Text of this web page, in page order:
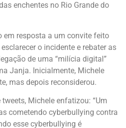
enchentes no Rio Grande do
em resposta a um convite feito
o incidente e rebater as
de uma “milícia digital”
Janja. Inicialmente, Michele
mas depois reconsiderou.
Michele enfatizou: “Um
cometendo cyberbullying contra
esse cyberbullying é